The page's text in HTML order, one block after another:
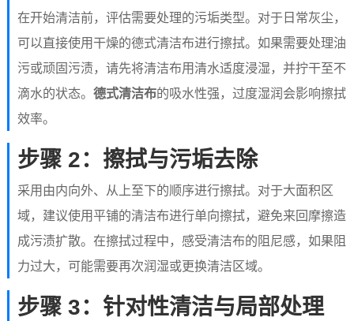
在开始清洁前，评估需要处理的污垢类型。对于日常灰尘，
可以直接使用干燥的德式清洁布进行擦拭。如果需要处理油
污或顽固污渍，请先将清洁布用清水适度浸湿，并拧干至不
滴水的状态。 德式清洁布的吸水性强，过度湿润会影响擦拭
效率。
步骤 2：擦拭与污垢去除
采用由内向外、从上至下的顺序进行擦拭。对于大面积区
域，建议使用平铺的清洁布进行单向擦拭，避免来回摩擦造
成污渍扩散。在擦拭过程中，感受清洁布的阻尼感，如果阻
力过大，可能需要再次润湿或更换清洁区域。
步骤 3：针对性清洁与局部处理